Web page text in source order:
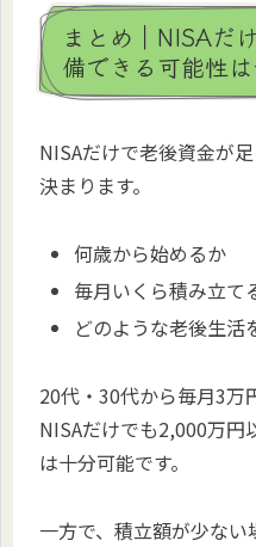
まとめ｜NISAだ
備できる可能性
NISAだけで老後資金が
決まります。
何歳から始めるか
毎月いくら積み立て
どのような老後生活
20代・30代から毎月3万
NISAだけでも2,000万円
は十分可能です。
一方で、積立額が少な